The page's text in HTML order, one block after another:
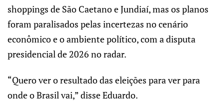
shoppings de São Caetano e Jundiaí, mas os planos
foram paralisados pelas incertezas no cenário
econômico e o ambiente político, com a disputa
presidencial de 2026 no radar.
“Quero ver o resultado das eleições para ver para
onde o Brasil vai,” disse Eduardo.